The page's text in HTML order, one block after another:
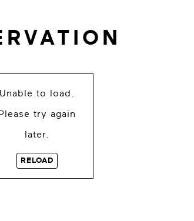
Unable to load.
try again
later.
RELOAD